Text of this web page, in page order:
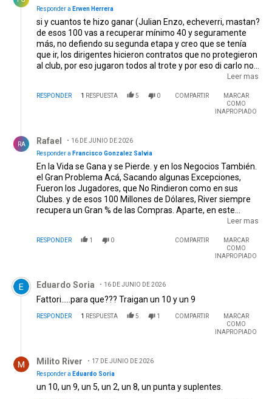
Responder a Erwen Herrera
si y cuantos te hizo ganar (Julian Enzo, echeverri, mastan?
de esos 100 vas a recuperar mínimo 40 y seguramente
más, no defiendo su segunda etapa y creo que se tenía
que ir, los dirigentes hicieron contratos que no protegieron
al club, por eso jugaron todos al trote y por eso di carlo no
quiere que se sienten encima del contrato, que es lo que
jugaron a nada, mucha peluquería y redes sociales pero
también jugaron al trote. Más productividad y menos
Leer mas
RESPONDER 1 RESPUESTA 5 0 COMPARTIR
MARCAR
COMO
INAPROPIADO
RA Rafael
16 DE JUNIO DE 2026
Responder a Francisco Gonzalez Salvia
En la Vida se Gana y se Pierde. y en los Negocios También.
el Gran Problema Acá, Sacando algunas Excepciones,
Fueron los Jugadores, que No Rindieron como en sus
Clubes. y de esos 100 Millones de Dólares, River siempre
recupera un Gran % de las Compras. Aparte, en este
Bendito Fútbol Argentino, siempre van a querer sacar
cuando ven a River, Poniéndole Cláusulas de 100 Millones
Leer mas
RESPONDER 1 0 COMPARTIR
MARCAR
COMO
INAPROPIADO
Comentario de Eduardo Soria.
Eduardo Soria 16 DE JUNIO DE 2026
Fattori.....para que??? Traigan un 10 y un 9
RESPONDER 1 RESPUESTA 5 1 COMPARTIR
MARCAR
COMO
INAPROPIADO
Milito River
17 DE JUNIO DE 2026
Responder a Eduardo Soria
un 10, un 9, un 5, un 2, un 8, un punta y suplentes.